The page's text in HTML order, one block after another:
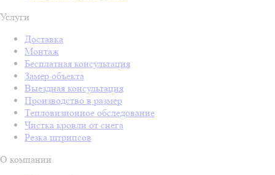
Услуги
Доставка
Монтаж
Бесплатная консультация
Замер объекта
Выездная консультация
Производство в размер
Тепловизионное обследование
Чистка кровли от снега
Резка штрипсов
О компании